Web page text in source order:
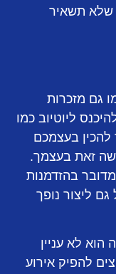
שלא תשאיר
גם מזכרות
ליוטיוב כמו
להכין בעצמכם
זאת בעצמך.
בהזדמנות
ליצור נופך
הוא לא עניין
להפיק אירוע